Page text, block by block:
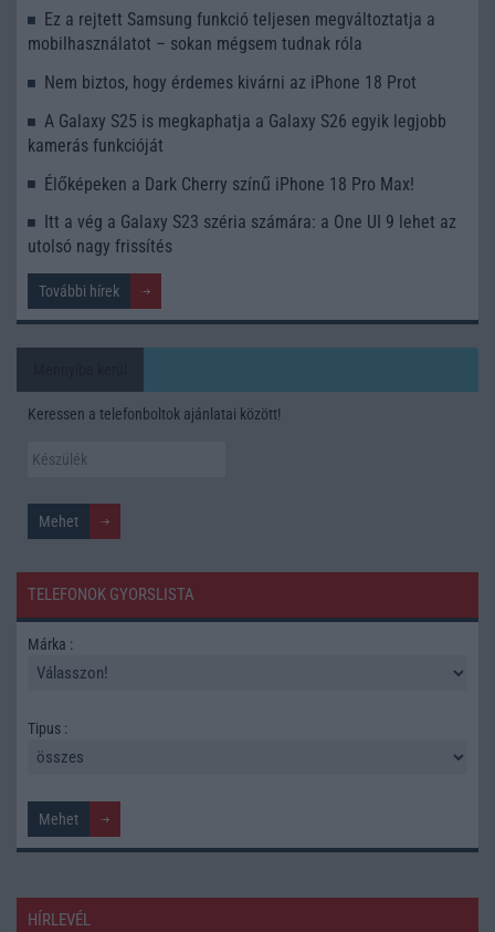
Ez a rejtett Samsung funkció teljesen megváltoztatja a
mobilhasználatot – sokan mégsem tudnak róla
Nem biztos, hogy érdemes kivárni az iPhone 18 Prot
A Galaxy S25 is megkaphatja a Galaxy S26 egyik legjobb
kamerás funkcióját
Élőképeken a Dark Cherry színű iPhone 18 Pro Max!
Itt a vég a Galaxy S23 széria számára: a One UI 9 lehet az
utolsó nagy frissítés
További hírek
Keressen a telefonboltok ajánlatai között!
TELEFONOK GYORSLISTA
Márka :
Tipus :
HÍRLEVÉL